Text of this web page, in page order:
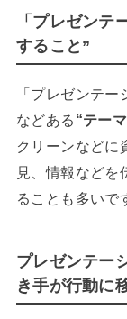
「プレゼンテ
すること”
「プレゼンテ
などある “テー
クリーンなどに
見、情報などを
ることも多いで
プレゼンテー
き手が行動に